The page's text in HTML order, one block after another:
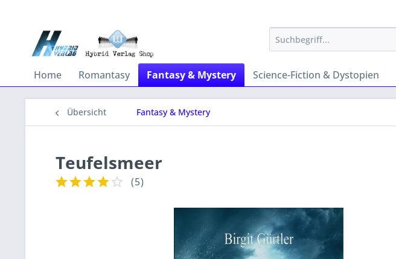
Home Romantasy Fantasy & Mystery Science-Fiction & Dystopien
Übersicht Fantasy & Mystery
Teufelsmeer
(5)